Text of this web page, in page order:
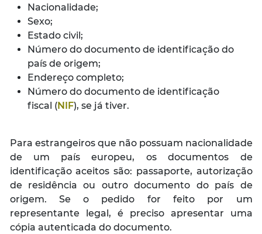
Nacionalidade;
Sexo;
Estado civil;
Número do documento de identificação do
país de origem;
Endereço completo;
Número do documento de identificação
fiscal (NIF), se já tiver.
Para estrangeiros que não possuam nacionalidade
de um país europeu, os documentos de
identificação aceitos são: passaporte, autorização
de residência ou outro documento do país de
origem. Se o pedido for feito por um
representante legal, é preciso apresentar uma
cópia autenticada do documento.